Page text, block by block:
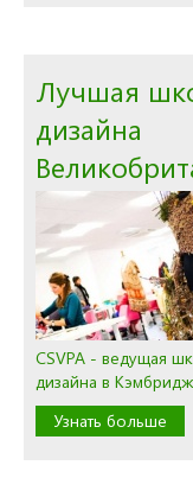
Лучшая
дизайна
CSVPA - ведущая
дизайна в
Узнать больше